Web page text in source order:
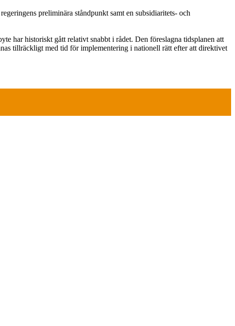
preliminära ståndpunkt samt en subsidiaritets- och
har historiskt gått relativt snabbt i rådet. Den föreslagna tidsplanen att
tillräckligt med tid för implementering i nationell rätt efter att direktivet